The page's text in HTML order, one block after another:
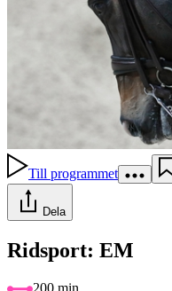
Till programmet
Dela
Ridsport: EM